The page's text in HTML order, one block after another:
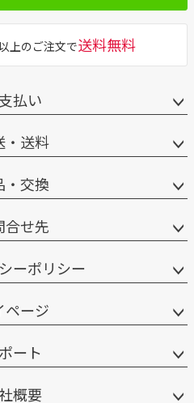
上のご注文で送料無料
払い
・送料
・交換
合せ先
ーポリシー
ページ
ート
概要